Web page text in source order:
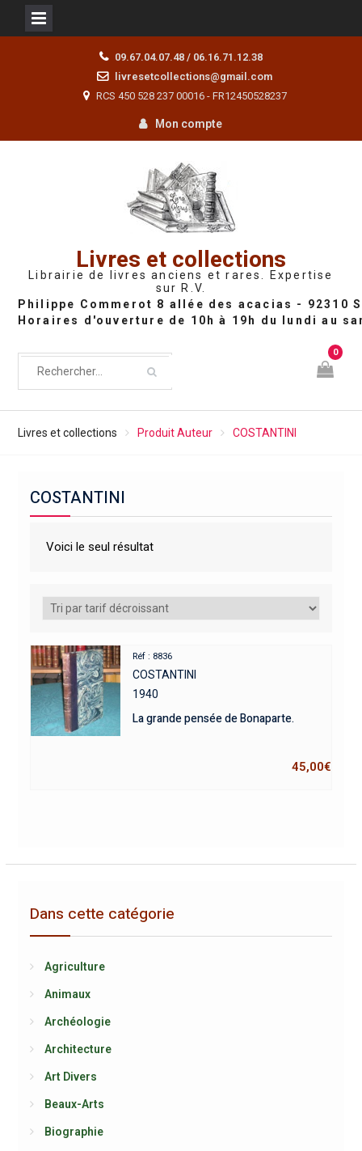
09.67.04.07.48 / 06.16.71.12.38
livresetcollections@gmail.com
RCS 450 528 237 00016 - FR12450528237
Mon compte
Livres et collections
Librairie de livres anciens et rares. Expertise
sur R.V.
0
Livres et collections Produit Auteur COSTANTINI
COSTANTINI
Voici le seul résultat
Réf : 8836
COSTANTINI
1940
La grande pensée de Bonaparte.
45,00€
Dans cette catégorie
Agriculture
Animaux
Archéologie
Architecture
Art Divers
Beaux-Arts
Biographie